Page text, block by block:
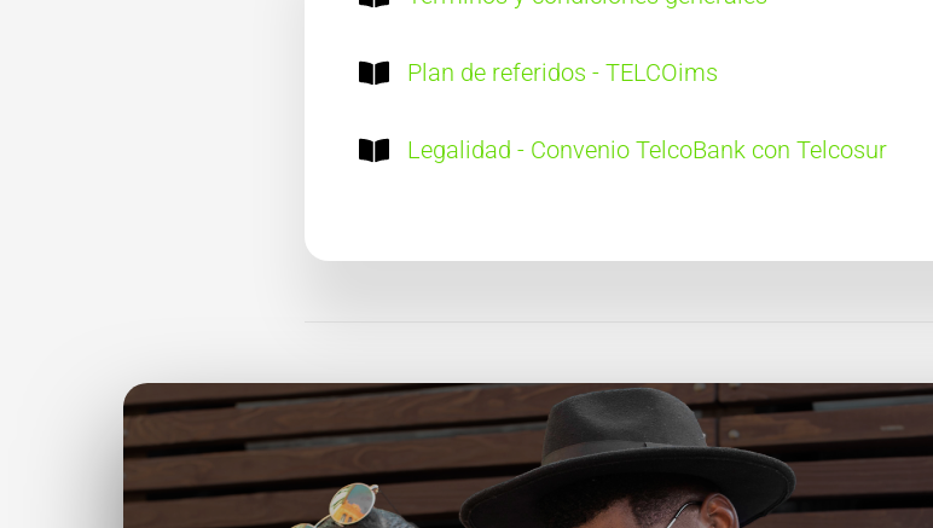
Plan de referidos - TELCOims
Legalidad - Convenio TelcoBank con Telcosur